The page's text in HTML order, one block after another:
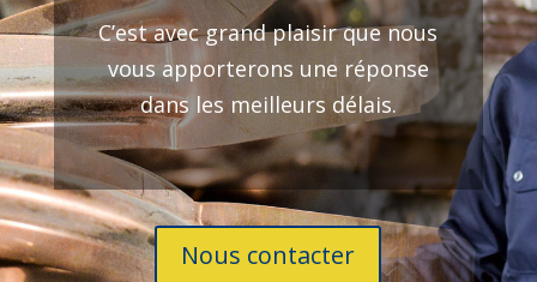
C’est avec grand plaisir que nous
vous apporterons une réponse
dans les meilleurs délais.
Nous contacter